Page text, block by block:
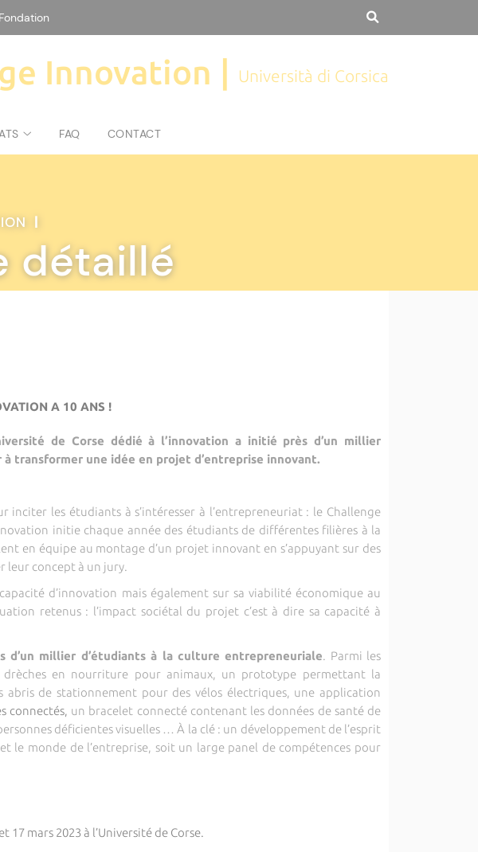
Fondation
Innovation | Università di Corsica
FAQ CONTACT
|
détaillé
A 10 ANS !
de Corse dédié à l’innovation a initié près d’un millier
transformer une idée en projet d’entreprise innovant.
inciter les étudiants à s’intéresser à l’entrepreneuriat : le Challenge
initie chaque année des étudiants de différentes filières à la
en équipe au montage d’un projet innovant en s’appuyant sur des
leur concept à un jury.
d’innovation mais également sur sa viabilité économique au
retenus : l’impact sociétal du projet c’est à dire sa capacité à
d’un millier d’étudiants à la culture entrepreneuriale. Parmi les
en nourriture pour animaux, un prototype permettant la
de stationnement pour des vélos électriques, une application
connectés, un bracelet connecté contenant les données de santé de
déficientes visuelles … À la clé : un développement de l’esprit
le monde de l’entreprise, soit un large panel de compétences pour
17 mars 2023 à l’Université de Corse.